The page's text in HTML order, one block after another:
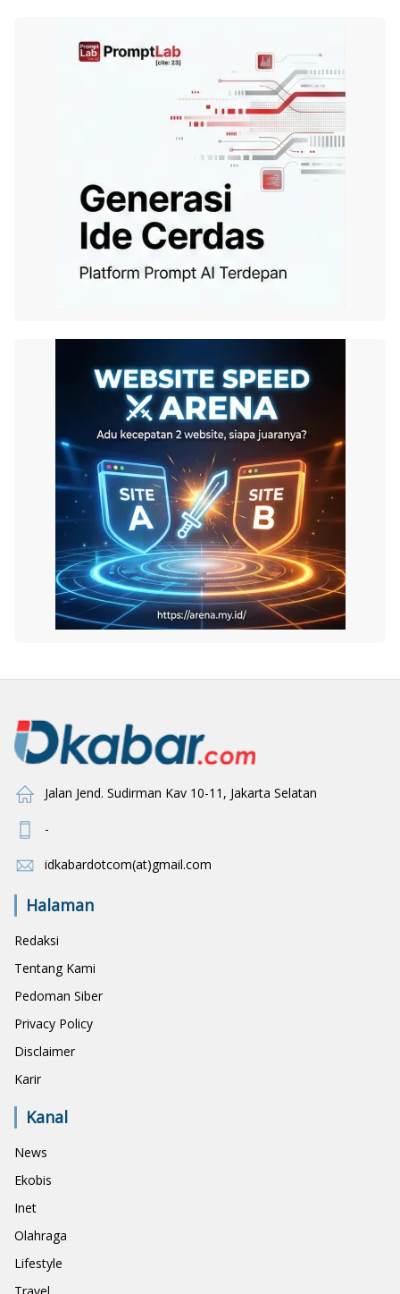
Jalan Jend. Sudirman Kav 10-11, Jakarta Selatan
-
idkabardotcom(at)gmail.com
Halaman
Redaksi
Tentang Kami
Pedoman Siber
Privacy Policy
Disclaimer
Karir
Kanal
News
Ekobis
Inet
Olahraga
Lifestyle